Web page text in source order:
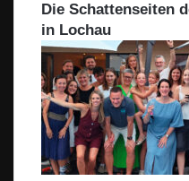
Die Schattenseiten
in Lochau